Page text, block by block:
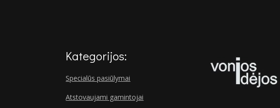
Kategorijos:
Specialūs pasiūlymai
Atstovaujami gamintojai